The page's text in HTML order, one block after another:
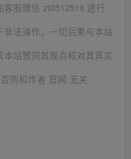
服微信 zt0512518 进行
法操作，一切后果与本站
站赞同其观点和对其真实
则和作者 官网 无关